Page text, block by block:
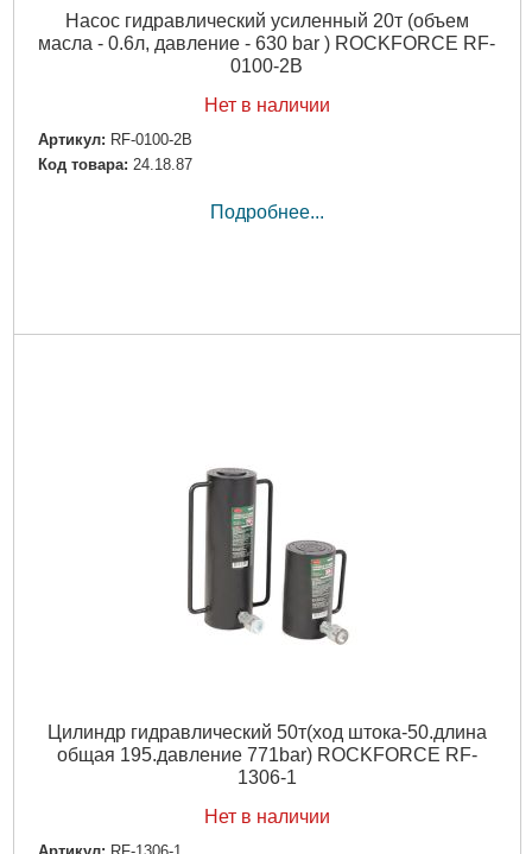
Насос гидравлический усиленный 20т (объем
масла - 0.6л, давление - 630 bar ) ROCKFORCE RF-
0100-2B
Нет в наличии
Артикул: RF-0100-2B
Код товара: 24.18.87
Подробнее...
Цилиндр гидравлический 50т(ход штока-50.длина
общая 195.давление 771bar) ROCKFORCE RF-
1306-1
Нет в наличии